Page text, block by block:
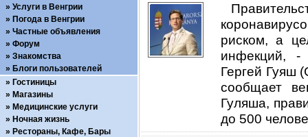
риском, а
инфекций, -
Гергей Гуяш
сообщает
Гуляша,
до 500
Услуги в Венгрии
Погода в Венгрии
Частные объявления
Форум
Знакомства
Блоги пользователей
Гостиницы
Магазины
Медицинские услуги
Ночная жизнь
Рестораны, Кафе, Бары